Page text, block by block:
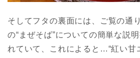
そしてフタの裏面には、ご覧の通
の“まぜそば”についての簡単な説
れていて、これによると…“紅い甘